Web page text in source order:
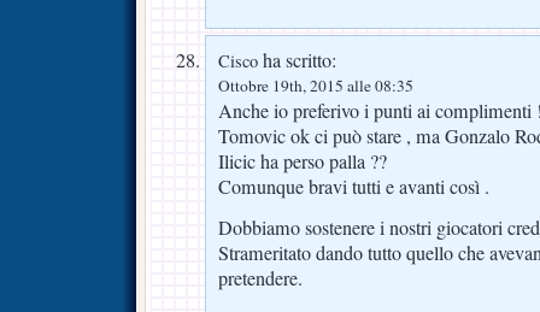
Cisco ha scritto:
Ottobre 19th, 2015 alle 08:35
Anche io preferivo i punti ai complimenti
Tomovic ok ci può stare , ma Gonzalo
Ilicic ha perso palla ??
Comunque bravi tutti e avanti così .
Dobbiamo sostenere i nostri giocatori
Strameritato dando tutto quello che
pretendere.